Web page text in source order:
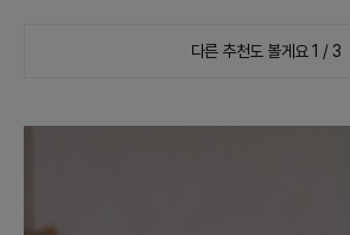
다른 추천도 볼게요 1 / 3